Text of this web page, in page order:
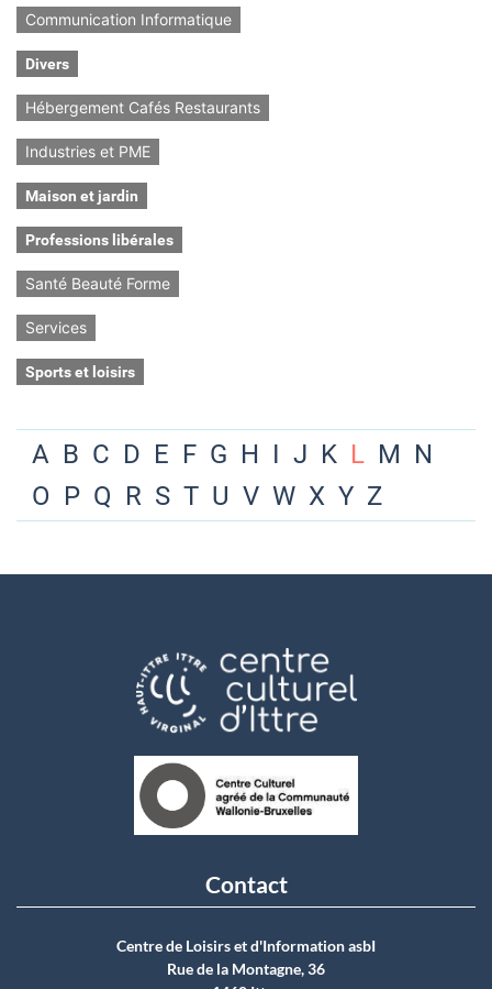
Communication Informatique
Divers
Hébergement Cafés Restaurants
Industries et PME
Maison et jardin
Professions libérales
Santé Beauté Forme
Services
Sports et loisirs
A B C D E F G H I J K L M N
O P Q R S T U V W X Y Z
Contact
Centre de Loisirs et d'Information asbI
Rue de la Montagne, 36